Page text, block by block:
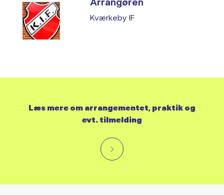
Kværkeby IF
Læs mere om arrangementet, praktik og
evt. tilmelding